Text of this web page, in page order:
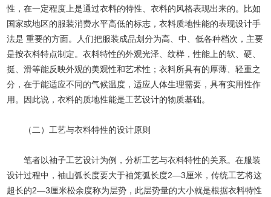
性，在一定程度上是通过衣料的特性、衣料的风格表现出来的。比如
国家或地区的服装消费水平高低的标志，衣料质地性能的表现设计手
法是 重要的方面。人们把服装成品划分为高、中、低各种档次，主要
是按衣料特点制定。衣料特性的外观光泽、纹样，性能上的软、硬、
挺、滑等能反映外观的美观性和艺术性；衣料所具有的厚薄、轻重之
分，在于能适应不同的气候温度，适应人体生理需要，具有实用性作
用。因此说，衣料的质地性能是工艺设计的物质基础。
（二）工艺与衣料特性的设计原则
笔者以袖子工艺设计为例，分析工艺与衣料特性的关系。在服装
设计过程中，袖山弧长度要大于袖笼弧长度2—3厘米，传统工艺将这
超长的2—3厘米松余度称为层势，此层势量的大小就是根据衣料特性